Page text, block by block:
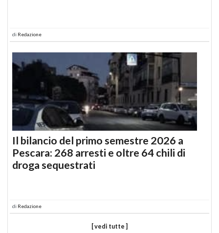
di Redazione
Il bilancio del primo semestre 2026 a
Pescara: 268 arresti e oltre 64 chili di
droga sequestrati
di Redazione
[ vedi tutte ]